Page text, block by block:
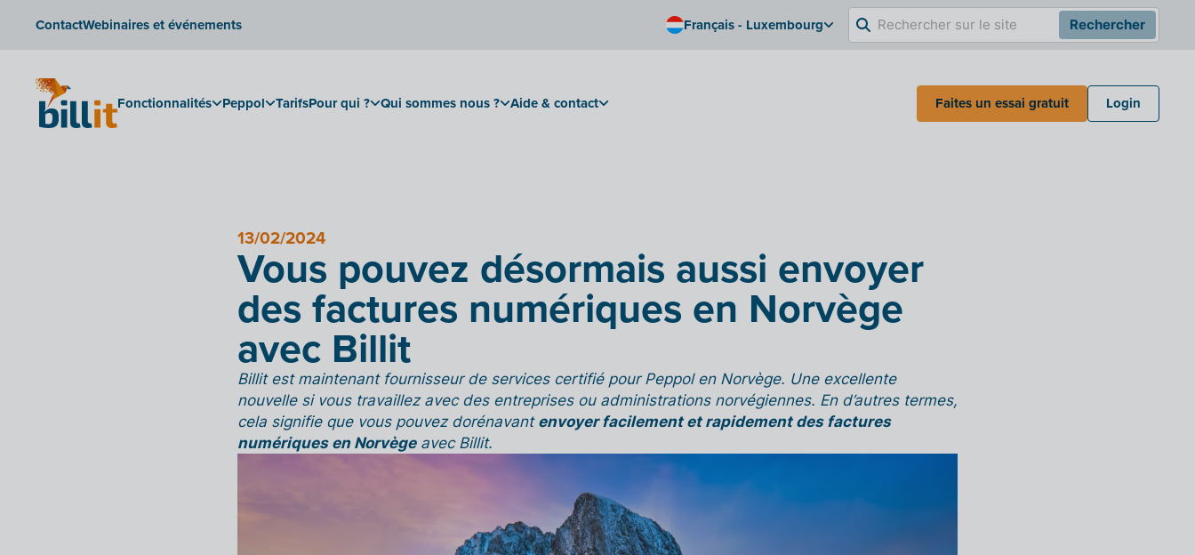
ContactWebinaires et événements Français - Luxembourg Rechercher
Fonctionnalités Peppol TarifsPour qui ? Qui sommes nous ? Aide & contact Faites un essai gratuit Login
13/02/2024
Vous pouvez désormais aussi envoyer
des factures numériques en Norvège
avec Billit
Billit est maintenant fournisseur de services certifié pour Peppol en Norvège. Une excellente
nouvelle si vous travaillez avec des entreprises ou administrations norvégiennes. En d’autres termes,
cela signifie que vous pouvez dorénavant envoyer facilement et rapidement des factures
numériques en Norvègeavec Billit.